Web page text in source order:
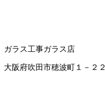
ガラス工事ガラス店
大阪府吹田市穂波町１－２２